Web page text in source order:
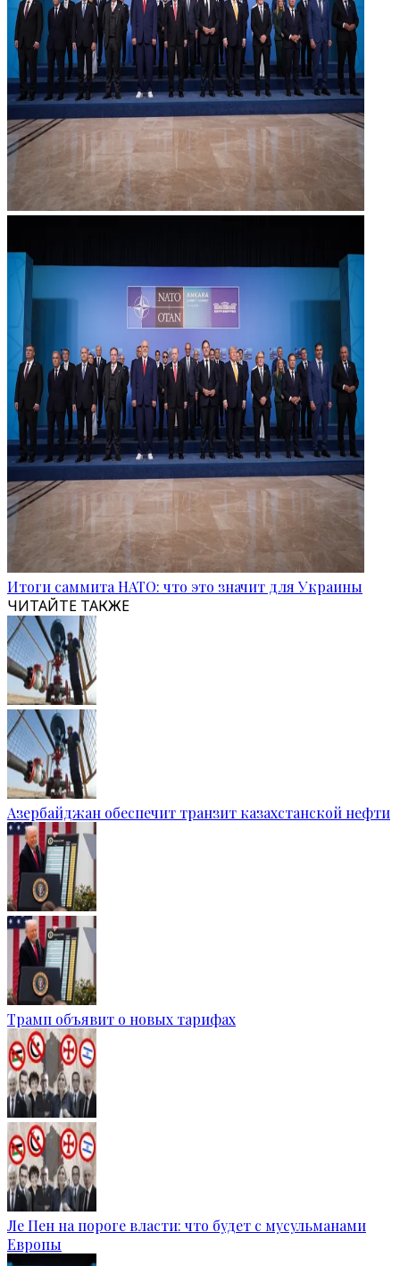
Итоги саммита НАТО: что это значит для Украины
ЧИТАЙТЕ ТАКЖЕ
Азербайджан обеспечит транзит казахстанской нефти
Трамп объявит о новых тарифах
Ле Пен на пороге власти: что будет с мусульманами
Европы